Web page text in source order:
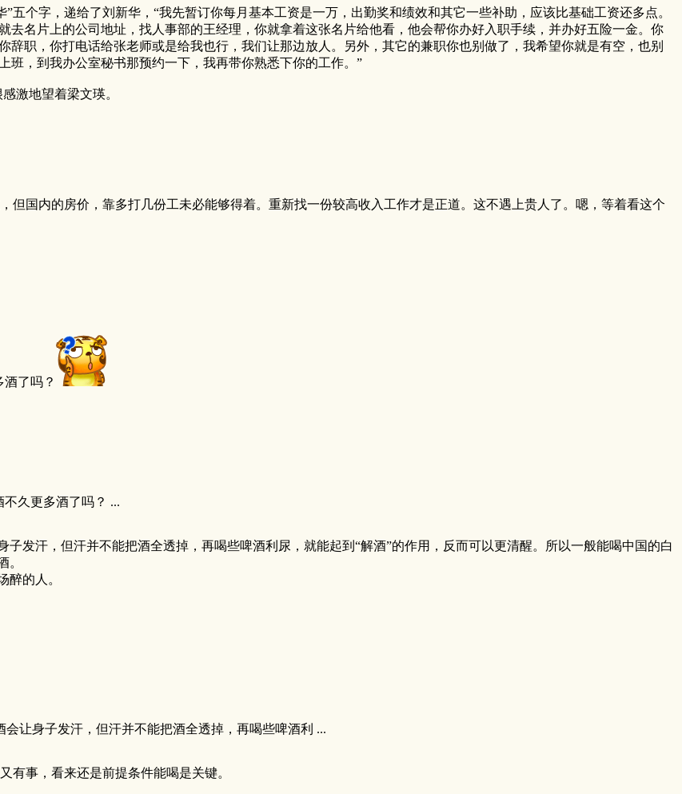
字，递给了刘新华，“我先暂订你每月基本工资是一万，出勤奖和绩效和其它一些补助，应该比基础工资还多点。
名片上的公司地址，找人事部的王经理，你就拿着这张名片给他看，他会帮你办好入职手续，并办好五险一金。你
职，你打电话给张老师或是给我也行，我们让那边放人。另外，其它的兼职你也别做了，我希望你就是有空，也别
班，到我办公室秘书那预约一下，我再带你熟悉下你的工作。”
激地望着梁文瑛。
但国内的房价，靠多打几份工未必能够得着。重新找一份较高收入工作才是正道。这不遇上贵人了。嗯，等着看这个
了吗？
久更多酒了吗？ ...
发汗，但汗并不能把酒全透掉，再喝些啤酒利尿，就能起到“解酒”的作用，反而可以更清醒。所以一般能喝中国的白
。
醉的人。
让身子发汗，但汗并不能把酒全透掉，再喝些啤酒利 ...
有事，看来还是前提条件能喝是关键。